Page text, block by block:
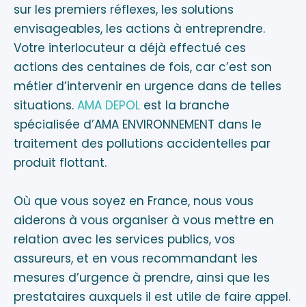
sur les premiers réflexes, les solutions
envisageables, les actions à entreprendre.
Votre interlocuteur a déjà effectué ces
actions des centaines de fois, car c’est son
métier d’intervenir en urgence dans de telles
situations. AMA DEPOL est la branche
spécialisée d’AMA ENVIRONNEMENT dans le
traitement des pollutions accidentelles par
produit flottant.
Où que vous soyez en France, nous vous
aiderons à vous organiser à vous mettre en
relation avec les services publics, vos
assureurs, et en vous recommandant les
mesures d’urgence à prendre, ainsi que les
prestataires auxquels il est utile de faire appel.